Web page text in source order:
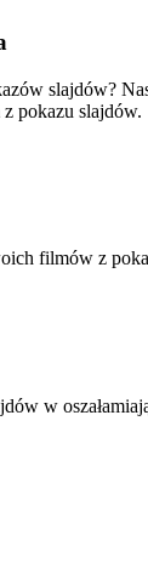
slajdów?
pokazu slajdów.
filmów z
w